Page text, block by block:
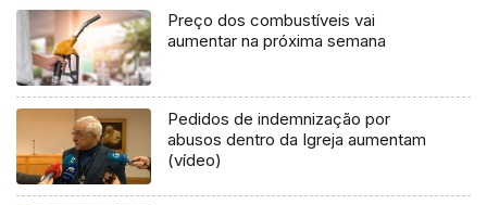
Preço dos combustíveis vai
aumentar na próxima semana
Pedidos de indemnização por
abusos dentro da Igreja aumentam
(vídeo)